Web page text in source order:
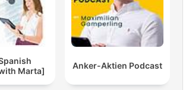
Marta]
Anker-Aktien Podcast